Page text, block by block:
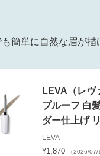
簡単に自然な眉が描
LEVA（レヴ
プルーフ 白
ダー仕上げ
LEVA
¥1,870 （2026/